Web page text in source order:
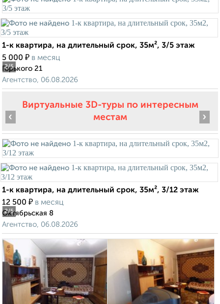
2/5
1-к квартира, на длительный срок, 35м², 3/5 этаж
5 000 ₽ в месяц
Горького 21
Агентство, 06.08.2026
Виртуальные 3D-туры по интересным
местам
2/5
‹ ›
1-к квартира, на длительный срок, 35м², 3/12 этаж
12 500 ₽ в месяц
Октябрьская 8
Агентство, 06.08.2026